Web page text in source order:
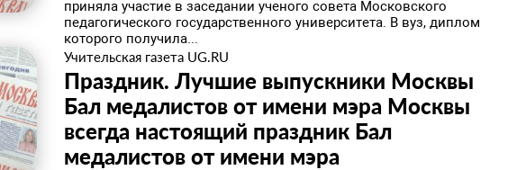
приняла участие в заседании ученого совета Московского
педагогического государственного университета. В вуз, диплом
которого получила...
Учительская газета UG.RU
Праздник. Лучшие выпускники Москвы
Бал медалистов от имени мэра Москвы
всегда настоящий праздник Бал
медалистов от имени мэра